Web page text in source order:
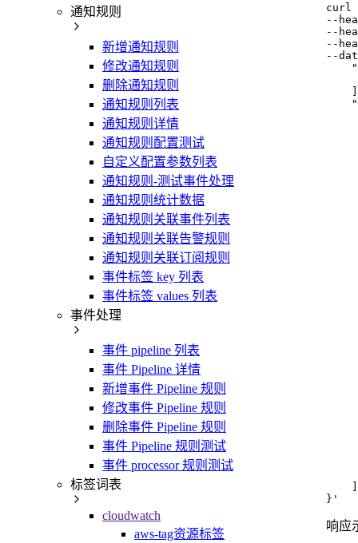
通知规则
新增通知规则
修改通知规则
删除通知规则
通知规则列表
通知规则详情
通知规则配置测试
自定义配置参数列表
通知规则-测试事件处理
通知规则统计数据
通知规则关联事件列表
通知规则关联告警规则
通知规则关联订阅规则
事件标签 key 列表
事件标签 values 列表
事件处理
事件 pipeline 列表
事件 Pipeline 详情
新增事件 Pipeline 规则
修改事件 Pipeline 规则
删除事件 Pipeline 规则
事件 Pipeline 规则测试
事件 processor 规则测试
标签词表
cloudwatch
aws-tag资源标签
curl
--
--
--
--
    ]
}'
响应